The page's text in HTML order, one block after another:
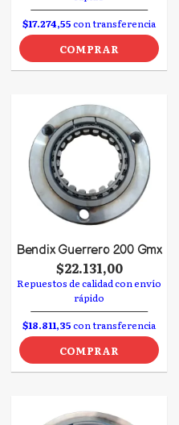
$17.274,55con transferencia
COMPRAR
Bendix Guerrero 200 Gmx
$22.131,00
Repuestos de calidad con envío
rápido
$18.811,35con transferencia
COMPRAR